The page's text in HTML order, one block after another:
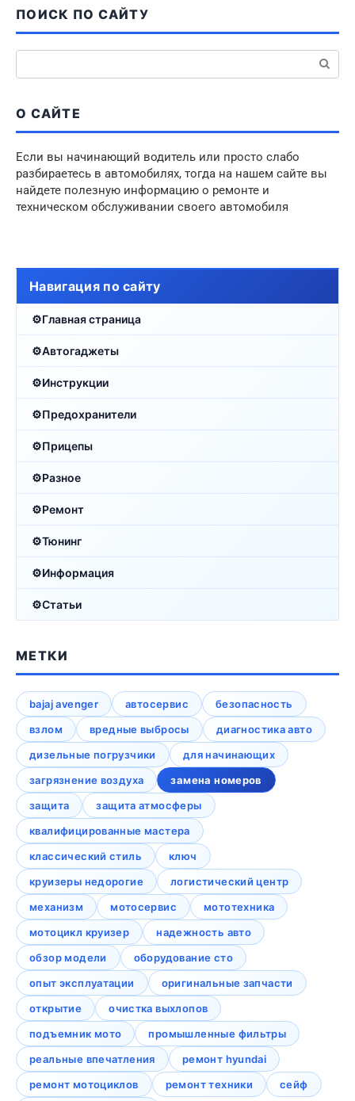
ПОИСК ПО САЙТУ
Поиск:
О САЙТЕ
Если вы начинающий водитель или просто слабо
разбираетесь в автомобилях, тогда на нашем сайте вы
найдете полезную информацию о ремонте и
техническом обслуживании своего автомобиля
Навигация по сайту
Главная страница
Автогаджеты
Инструкции
Предохранители
Прицепы
Разное
Ремонт
Тюнинг
Информация
Статьи
МЕТКИ
bajaj avenger автосервис
безопасность
взлом
вредные выбросы
диагностика авто
дизельные погрузчики
для начинающих
загрязнение воздуха
замена номеров
защита
защита атмосферы
квалифицированные мастера
классический стиль
ключ
круизеры недорогие
логистический центр
механизм
мотосервис
мототехника
мотоцикл круизер
надежность авто
обзор модели
оборудование сто
опыт эксплуатации
оригинальные запчасти
открытие
очистка выхлопов
подъемник мото
промышленные фильтры
реальные впечатления
ремонт hyundai
ремонт мотоциклов
ремонт техники сейф